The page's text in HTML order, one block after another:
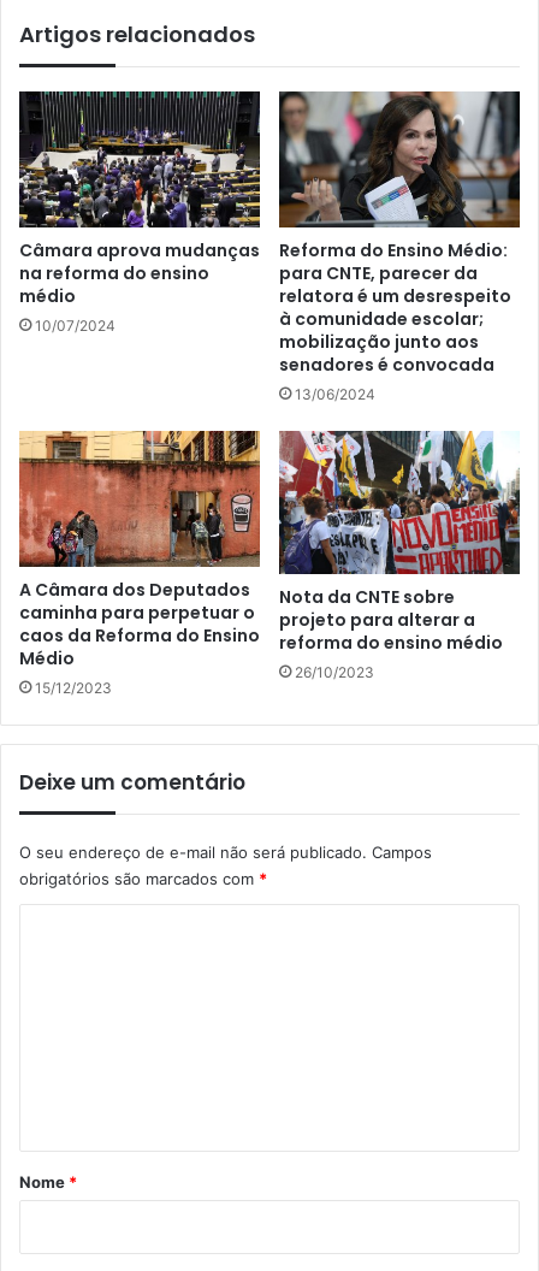
Artigos relacionados
Câmara aprova mudanças
na reforma do ensino
médio
10/07/2024
Reforma do Ensino Médio:
para CNTE, parecer da
relatora é um desrespeito
à comunidade escolar;
mobilização junto aos
senadores é convocada
13/06/2024
A Câmara dos Deputados
caminha para perpetuar o
caos da Reforma do Ensino
Médio
15/12/2023
Nota da CNTE sobre
projeto para alterar a
reforma do ensino médio
26/10/2023
Deixe um comentário
O seu endereço de e-mail não será publicado. Campos
obrigatórios são marcados com *
rNome *